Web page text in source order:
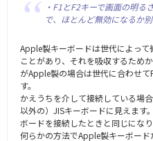
・F1とF2キーで画面の明
で、ほとんど無効になるか
Apple製キーボードは世代によっ
ことがあり、それを吸収するため
がApple製の場合は世代に合わせ
す。
かえうちを介して接続している場
以外の）JISキーボードに見えます
ボードを接続したときと同じになり
何らかの方法でApple製キーボー